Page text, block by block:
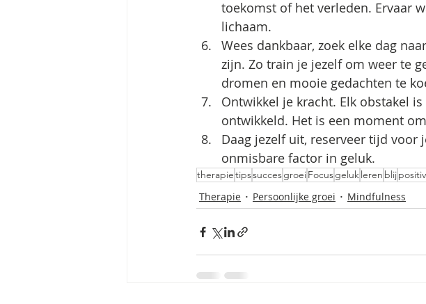
toekomst of het verleden. Ervaar
lichaam.
Wees dankbaar, zoek elke dag
zijn. Zo train je jezelf om weer te
dromen en mooie gedachten te
Ontwikkel je kracht. Elk obstakel
ontwikkeld. Het is een moment
Daag jezelf uit, reserveer tijd voor
onmisbare factor in geluk.
therapietipssuccesgroeiFocusgelukleren blij
Therapie Persoonlijke groei Mindfulness